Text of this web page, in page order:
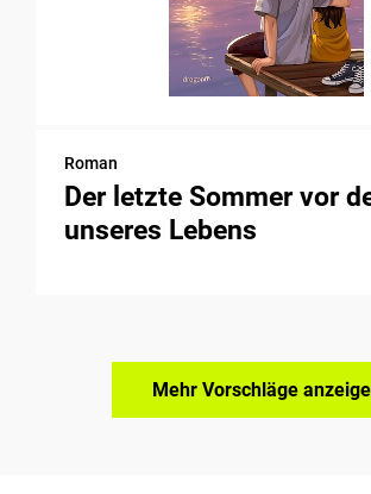
Roman
Der letzte Sommer vor
unseres Lebens
Mehr Vorschläge